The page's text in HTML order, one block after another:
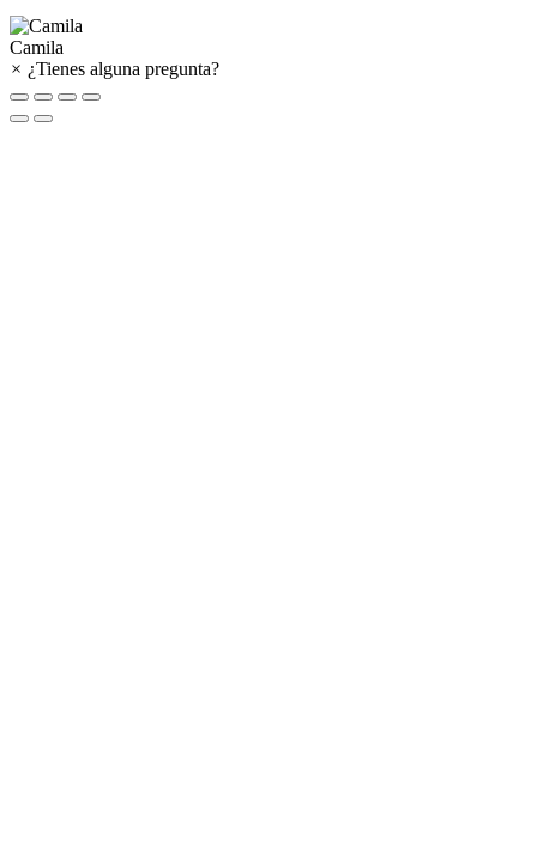
Camila
× ¿Tienes alguna pregunta?